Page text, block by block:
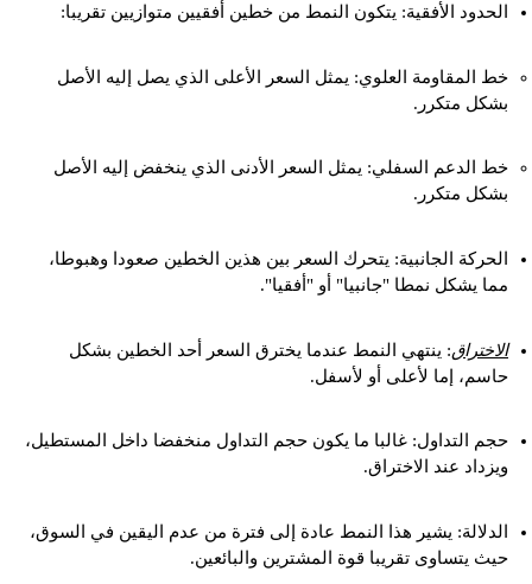
الحدود الأفقية: يتكون النمط من خطين أفقيين متوازيين تقريبا:
خط المقاومة العلوي: يمثل السعر الأعلى الذي يصل إليه الأصل
بشكل متكرر.
خط الدعم السفلي: يمثل السعر الأدنى الذي ينخفض إليه الأصل
بشكل متكرر.
الحركة الجانبية: يتحرك السعر بين هذين الخطين صعودا وهبوطا،
مما يشكل نمطا "جانبيا" أو "أفقيا".
الاختراق: ينتهي النمط عندما يخترق السعر أحد الخطين بشكل
حاسم، إما لأعلى أو لأسفل.
حجم التداول: غالبا ما يكون حجم التداول منخفضا داخل المستطيل،
ويزداد عند الاختراق.
الدلالة: يشير هذا النمط عادة إلى فترة من عدم اليقين في السوق،
حيث يتساوى تقريبا قوة المشترين والبائعين.